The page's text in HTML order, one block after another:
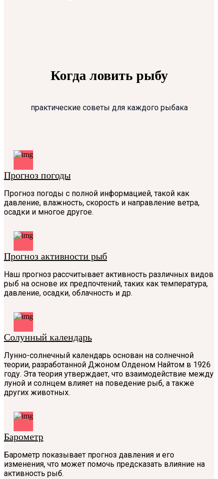
Когда ловить рыбу
практические советы для каждого рыбака
Прогноз погоды
Прогноз погоды с полной информацией, такой как
давление, влажность, скорость и направление ветра,
осадки и многое другое.
Прогноз активности рыб
Наш прогноз рассчитывает активность различных видов
рыб на основе их предпочтений, таких как температура,
давление, осадки, облачность и др.
Солунный календарь
Лунно-солнечный календарь основан на солнечной
теории, разработанной Джоном Олденом Найтом в 1926
году. Эта теория утверждает, что взаимодействие между
луной и солнцем влияет на поведение рыб, а также
других животных.
Барометр
Барометр показывает прогноз давления и его
изменения, что может помочь предсказать влияние на
активность рыб.